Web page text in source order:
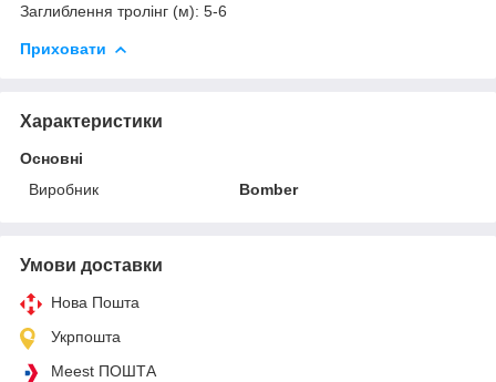
Заглиблення тролінг (м): 5-6
Приховати
Характеристики
Основні
Виробник
Bomber
Умови доставки
Нова Пошта
Укрпошта
Meest ПОШТА